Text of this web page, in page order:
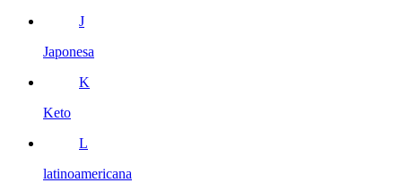
J
Japonesa
K
Keto
L
latinoamericana